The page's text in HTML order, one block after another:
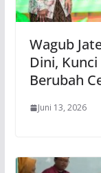
Wagub
Dini,
Berubah
Juni 13, 2026